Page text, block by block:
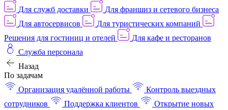
Для служб доставки
Для франшиз и сетевого бизнеса
Для автосервисов
Для туристических компаний
Решения для гостиниц и отелей
Для кафе и ресторанов
Служба персонала
Назад
По задачам
Организация удалённой работы
Контроль выездных
сотрудников
Поддержка клиентов
Открытие новых